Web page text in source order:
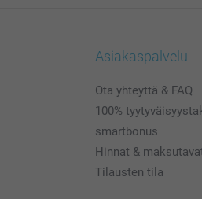
Asiakaspalvelu
Ota yhteyttä & FAQ
100%
smartbonus
Hinnat &
Tilausten tila